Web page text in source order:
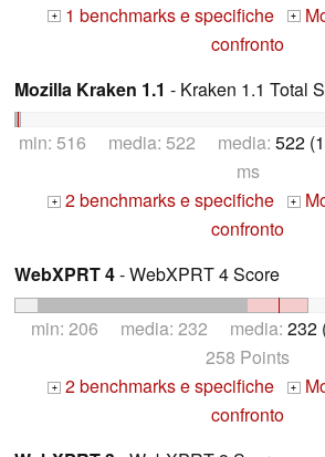
+ 1 benchmarks e specifiche +
confronto
Mozilla Kraken 1.1 - Kraken 1.1 Total
min: 516 media: 522 media: 522
ms
+ 2 benchmarks e specifiche +
confronto
WebXPRT 4- WebXPRT 4 Score
min: 206 media: 232 media: 232
258 Points
+ 2 benchmarks e specifiche +
confronto